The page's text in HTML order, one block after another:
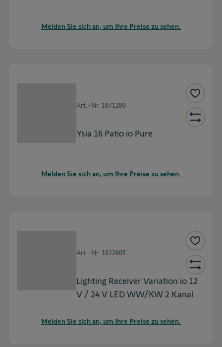
Melden Sie sich an, um Ihre Preise zu sehen.
Art.-Nr. 1871289
Ysia 16 Patio io Pure
Melden Sie sich an, um Ihre Preise zu sehen.
Art.-Nr. 1822605
Lighting Receiver Variation io 12
V / 24 V LED WW/KW 2 Kanal
Melden Sie sich an, um Ihre Preise zu sehen.